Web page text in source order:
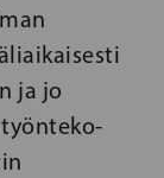
ja jo